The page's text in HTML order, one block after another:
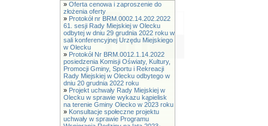
» Oferta cenowa i zaproszenie do
złożenia oferty
» Protokół nr BRM.0002.14.202.2022
61. sesji Rady Miejskiej w Olecku
odbytej w dniu 29 grudnia 2022 roku w
sali konferencyjnej Urzędu Miejskiego
w Olecku
» Protokół Nr BRM.0012.1.14.2022
posiedzenia Komisji Oświaty, Kultury,
Promocji Gminy, Sportu i Rekreacji
Rady Miejskiej w Olecku odbytego w
dniu 20 grudnia 2022 roku
» Projekt uchwały Rady Miejskiej w
Olecku w sprawie wykazu kąpielisk
na terenie Gminy Olecko w 2023 roku
» Konsultacje społeczne projektu
uchwały w sprawie Programu